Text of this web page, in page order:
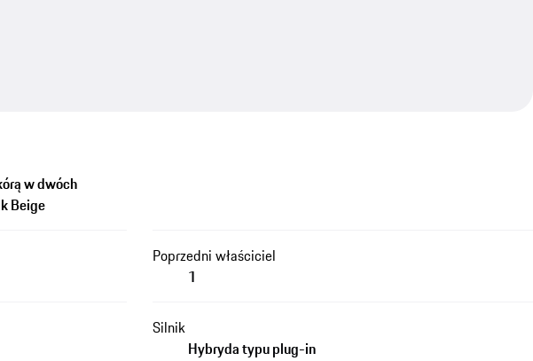
w dwóch
Beige
Poprzedni właściciel
1
Silnik
Hybryda typu plug-in